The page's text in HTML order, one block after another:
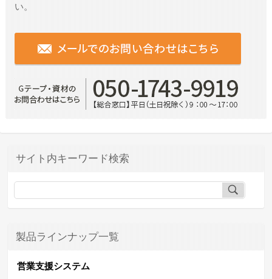
い。
サイト内キーワード検索
製品ラインナップ一覧
営業支援システム